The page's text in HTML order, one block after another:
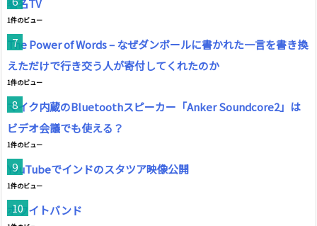
署名TV
1件のビュー
The Power of Words – なぜダンボールに書かれた一言を書き換
えただけで行き交う人が寄付してくれたのか
1件のビュー
マイク内蔵のBluetoothスピーカー「Anker Soundcore2」は
ビデオ会議でも使える？
1件のビュー
YouTubeでインドのスタツア映像公開
1件のビュー
ホワイトバンド